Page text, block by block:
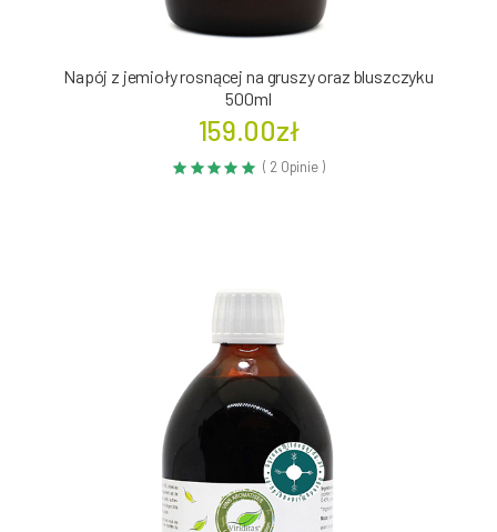
Napój z jemioły rosnącej na gruszy oraz bluszczyku
500ml
159.00zł
( 2 Opinie )